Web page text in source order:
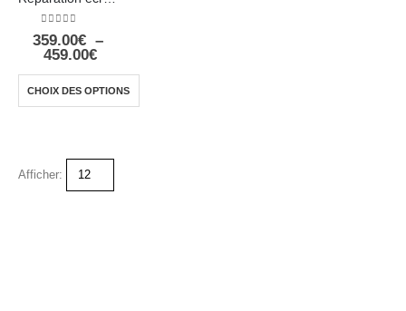
0sur 5
359.00€ –
459.00€
CHOIX DES OPTIONS
Afficher: